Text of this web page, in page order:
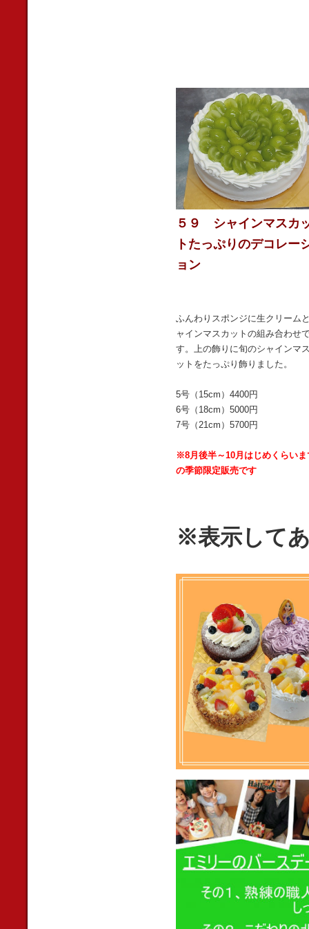
５９ シャインマスカ
トたっぷりのデコレー
ョン
ふんわりスポンジに生クリーム
ャインマスカットの組み合わせ
す。上の飾りに旬のシャインマ
ットをたっぷり飾りました。
5号（15cm）4400円
6号（18cm）5000円
7号（21cm）5700円
※8月後半～10月はじめくらいま
の季節限定販売です
※表示して